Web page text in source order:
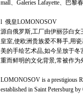
mall、Galeries Lafayette、巴黎
l 俄皇LOMONOSOV
源自俄罗斯,工厂由伊丽莎白
皇室,使欧洲贵族爱不释手,用
美的手绘艺术品,如今呈放于
重而鲜明的文化背景,常被作为
LOMONOSOV is a prestigious
established in Saint Petersburg